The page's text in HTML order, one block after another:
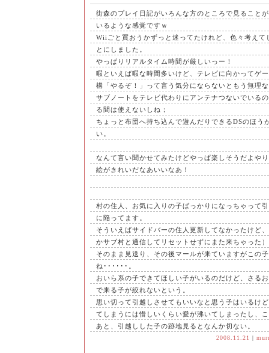
街森のプレイ日記がいろんな方のところで見ること
いるような感覚ですｗ
Wiiごと買おうかずっと迷ってたけれど、色々考えて
とにしました。
やっぱりリアルタイム時間が厳しいっー！
暇といえば暇な時間多いけど、テレビに向かってゲ
構「やるぞ！」って言う気分にならないともう無理
サブノートをテレビ代わりにアンテナつないでいる
る間は使えないしね；
ちょっと布団へ持ち込んで遊んだりできるDSのほう
い。
なんて言い聞かせてみたけどやっぱ楽しそうだよや
絵がきれいだなあいいなあ！
村の住人、お気に入りの子ばっかりになっちゃって
に陥ってます。
そういえばサイドバーの住人更新してなかったけど
かサブ村と通信してリセットせずにまた来ちゃった
そのまま見送り、その後マールが来ていますがこの
ね･･････。
おいら系の子できてほしい子がいるのだけど、さる
で来る子が絞れないという。
思い切って引越しさせてもいいなと思う子はいるけ
てしまうには惜しいくらい愛が沸いてしまったし、
あと、引越しした子の跡地見るとなんか切ない。
2008.11.21 |